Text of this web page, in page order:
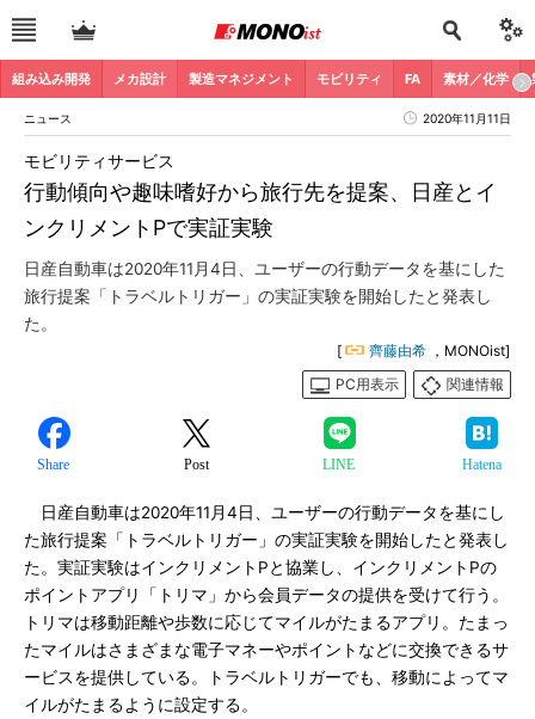
組み込み開発 メカ設計 製造マネジメント モビリティ FA 素材／化学
ニュース 2020年11月11日
行動傾向や趣味嗜好から旅行先を提案、日産とイ
ンクリメントPで実証実験
モビリティサービス
日産自動車は2020年11月4日、ユーザーの行動データを基にした
旅行提案「トラベルトリガー」の実証実験を開始したと発表し
た。
[ 齊藤由希 ，MONOist]
PC用表示
関連情報
Share Post LINE Hatena
日産自動車は2020年11月4日、ユーザーの行動データを基にし
た旅行提案「トラベルトリガー」の実証実験を開始したと発表し
た。実証実験はインクリメントPと協業し、インクリメントPの
ポイントアプリ「トリマ」から会員データの提供を受けて行う。
トリマは移動距離や歩数に応じてマイルがたまるアプリ。たまっ
たマイルはさまざまな電子マネーやポイントなどに交換できるサ
ービスを提供している。トラベルトリガーでも、移動によってマ
イルがたまるように設定する。